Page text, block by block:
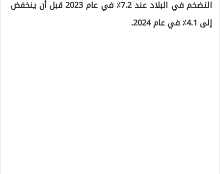
التضخم في البلاد عند 7.2٪ في عام 2023 قبل أن ينخفض ​​
إلى 4.1٪ في عام 2024.